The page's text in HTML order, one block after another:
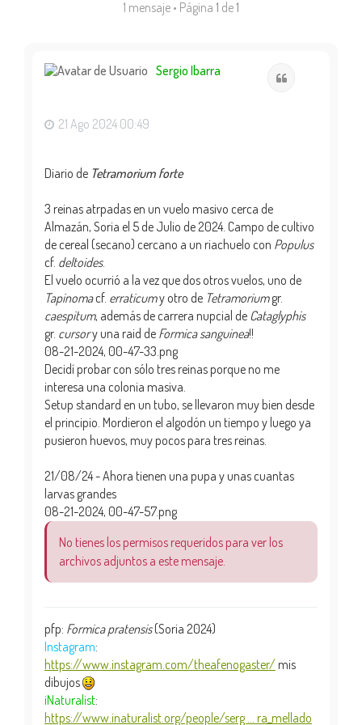
1 mensaje • Página 1 de1
Sergio Ibarra
21 Ago 2024 00:49
Diario de Tetramorium forte
3 reinas atrpadas en un vuelo masivo cerca de
Almazán, Soria el 5 de Julio de 2024. Campo de cultivo
de cereal (secano) cercano a un riachuelo con Populus
cf. deltoides.
El vuelo ocurrió a la vez que dos otros vuelos, uno de
Tapinomacf. erraticumy otro de Tetramoriumgr.
caespitum, además de carrera nupcial de Cataglyphis
gr. cursory una raid de Formica sanguinea!!
08-21-2024, 00-47-33.png
Decidí probar con sólo tres reinas porque no me
interesa una colonia masiva.
Setup standard en un tubo, se llevaron muy bien desde
el principio. Mordieron el algodón un tiempo y luego ya
pusieron huevos, muy pocos para tres reinas.
21/08/24 - Ahora tienen una pupa y unas cuantas
larvas grandes
08-21-2024, 00-47-57.png
No tienes los permisos requeridos para ver los
archivos adjuntos a este mensaje.
pfp: Formica pratensis(Soria 2024)
Instagram:
https://www.instagram.com/theafenogaster/ mis
dibujos
iNaturalist:
https://www.inaturalist.org/people/serg ... ra_mellado